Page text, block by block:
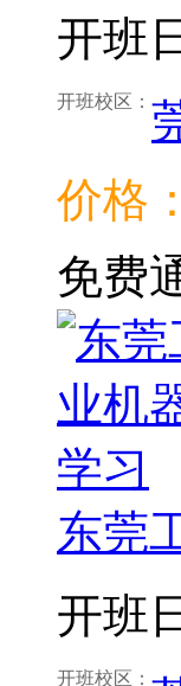
开班
开班校区：
价格
免费
东莞
开班
开班校区：